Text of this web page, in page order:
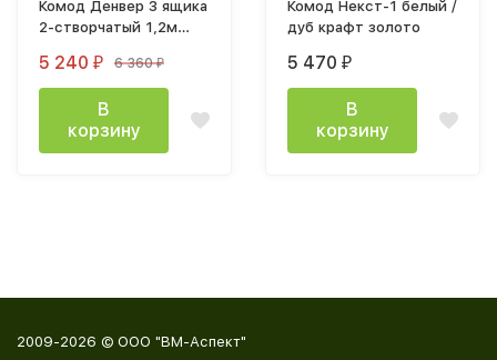
Комод Денвер 3 ящика
2-створчатый 1,2м
5 240 ₽ 6 360₽
В
корзину
Комод Некст-1 белый /
дуб крафт золото
5 470 ₽
В
корзину
2009-2026 © ООО "ВМ-Аспект"